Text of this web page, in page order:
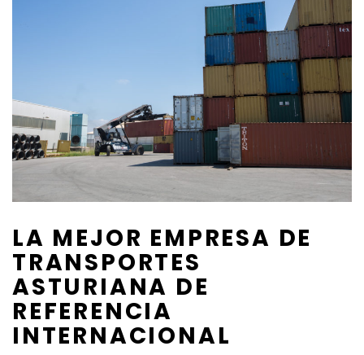
LA MEJOR EMPRESA DE
TRANSPORTES
ASTURIANA DE
REFERENCIA
INTERNACIONAL